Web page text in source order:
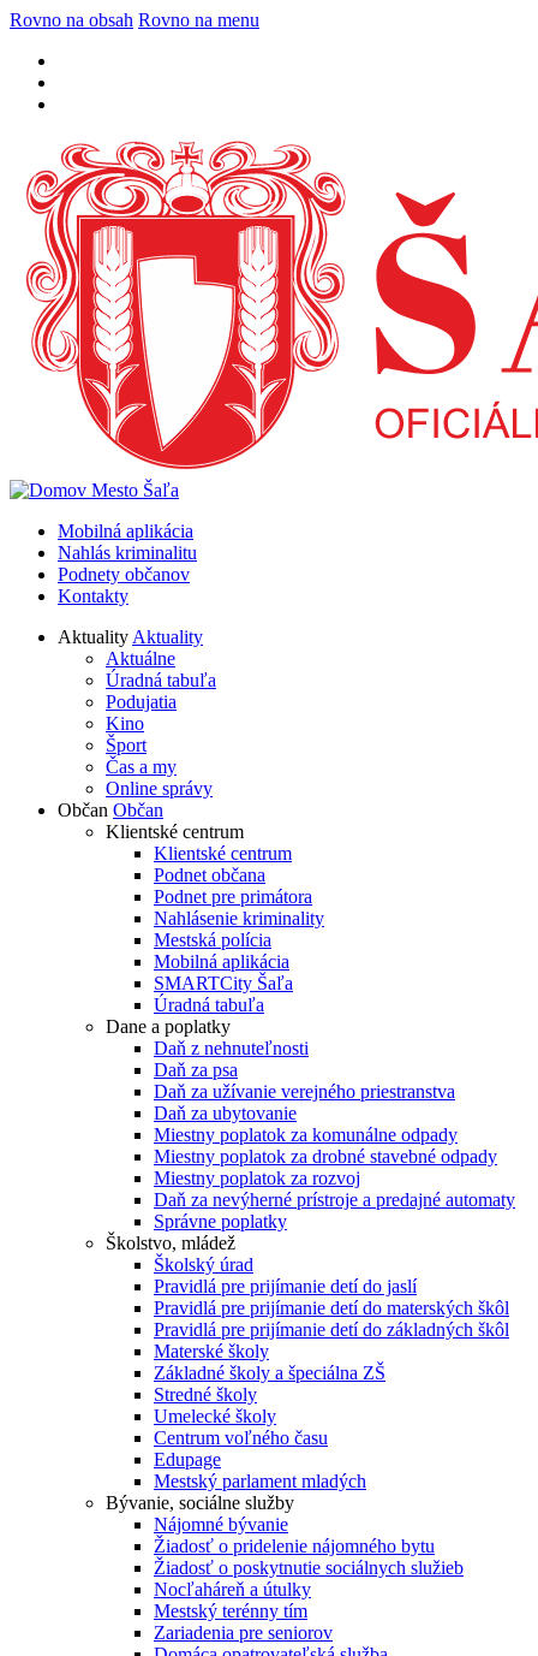
Rovno na obsah Rovno na menu
Mobilná aplikácia
Nahlás kriminalitu
Podnety občanov
Kontakty
AktualityAktuality
Aktuálne
Úradná tabuľa
Podujatia
Kino
Šport
Čas a my
Online správy
Občan Občan
Klientské centrum
Klientské centrum
Podnet občana
Podnet pre primátora
Nahlásenie kriminality
Mestská polícia
Mobilná aplikácia
SMARTCity Šaľa
Úradná tabuľa
Dane a poplatky
Daň z nehnuteľnosti
Daň za psa
Daň za užívanie verejného priestranstva
Daň za ubytovanie
Miestny poplatok za komunálne odpady
Miestny poplatok za drobné stavebné odpady
Miestny poplatok za rozvoj
Daň za nevýherné prístroje a predajné automaty
Správne poplatky
Školstvo, mládež
Školský úrad
Pravidlá pre prijímanie detí do jaslí
Pravidlá pre prijímanie detí do materských škôl
Pravidlá pre prijímanie detí do základných škôl
Materské školy
Základné školy a špeciálna ZŠ
Stredné školy
Umelecké školy
Centrum voľného času
Edupage
Mestský parlament mladých
Bývanie, sociálne služby
Nájomné bývanie
Žiadosť o pridelenie nájomného bytu
Žiadosť o poskytnutie sociálnych služieb
Nocľaháreň a útulky
Mestský terénny tím
Zariadenia pre seniorov